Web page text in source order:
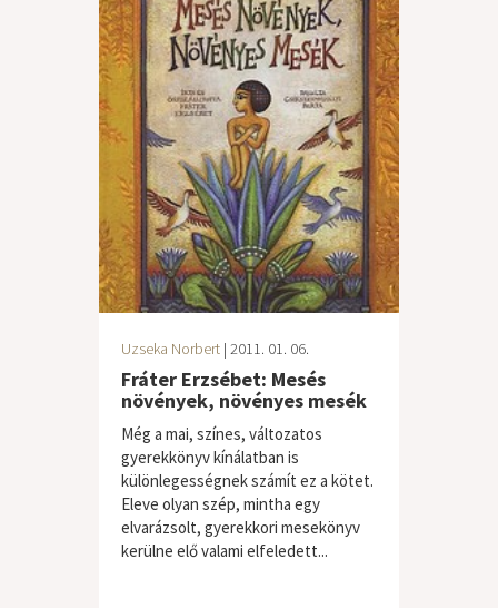
Uzseka Norbert | 2011. 01. 06.
Fráter Erzsébet: Mesés
növények, növényes mesék
Még a mai, színes, változatos
gyerekkönyv kínálatban is
különlegességnek számít ez a kötet.
Eleve olyan szép, mintha egy
elvarázsolt, gyerekkori mesekönyv
kerülne elő valami elfeledett...